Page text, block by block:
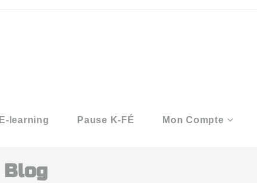
E-learning Pause K-FÉ Mon Compte
Blog